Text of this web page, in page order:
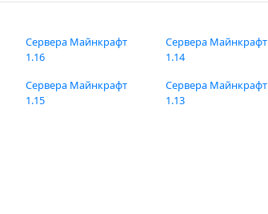
Сервера Майнкрафт
1.16
Сервера Майнкрафт
1.15
Сервера Майнкрафт
1.14
Сервера Майнкрафт
1.13